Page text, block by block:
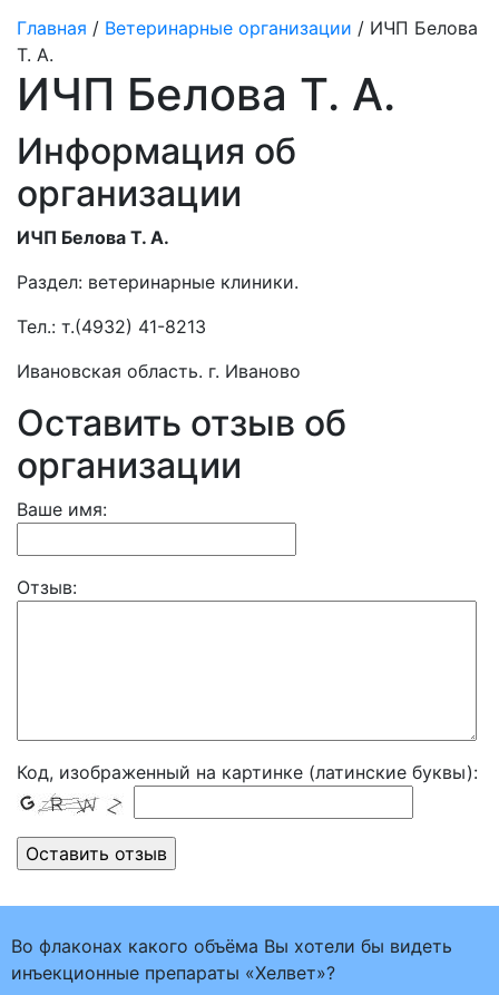
Главная / Ветеринарные организации / ИЧП Белова
Т. А.
ИЧП Белова Т. А.
Информация об
организации
ИЧП Белова Т. А.
Раздел: ветеринарные клиники.
Тел.: т.(4932) 41-8213
Ивановская область. г. Иваново
Оставить отзыв об
организации
Ваше имя:
Отзыв:
Код, изображенный на картинке (латинские буквы):
Во флаконах какого объёма Вы хотели бы видеть
инъекционные препараты «Хелвет»?